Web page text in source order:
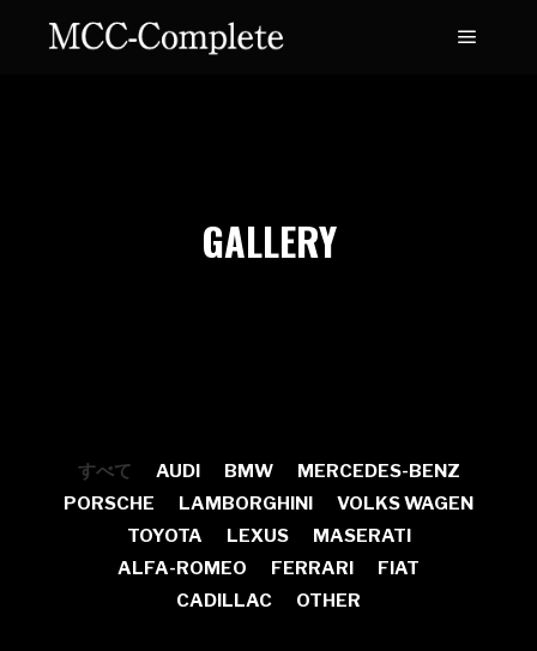
GALLERY
すべて AUDI BMW
MERCEDES-BENZ
PORSCHE
LAMBORGHINI
VOLKS WAGEN
TOYOTA
LEXUS
MASERATI
ALFA-ROMEO
FERRARI
FIAT
CADILLAC
OTHER